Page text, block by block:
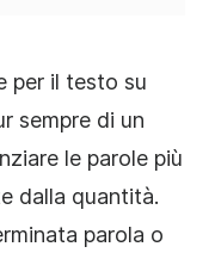
per il testo su
sempre di un
le parole più
dalla quantità.
parola o